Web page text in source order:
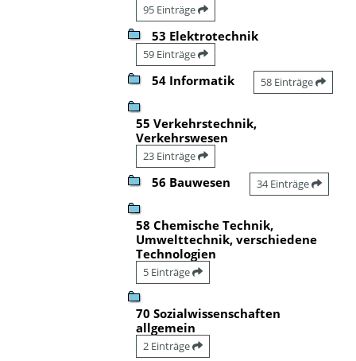
95 Einträge
53 Elektrotechnik
59 Einträge
54 Informatik 58 Einträge
55 Verkehrstechnik,
Verkehrswesen
23 Einträge
56 Bauwesen 34 Einträge
58 Chemische Technik,
Umwelttechnik, verschiedene
Technologien
5 Einträge
70 Sozialwissenschaften
allgemein
2 Einträge